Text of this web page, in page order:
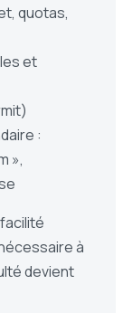
quotas,
et
:
»,
à
devient